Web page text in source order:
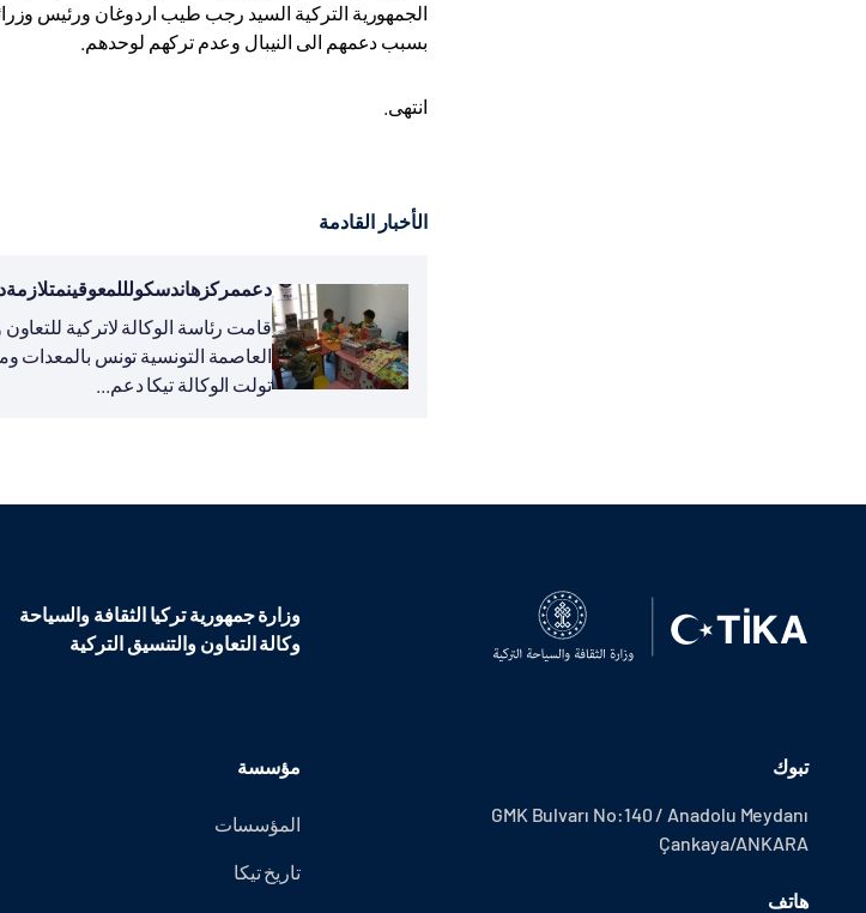
الجمهورية التركية السيد رجب طيب اردوغان ورئيس
بسبب دعمهم الى النيبال وعدم تركهم لوحدهم.
انتهى.
الأخبار القادمة
قامت رئاسة الوكالة لاتركية
العاصمة التونسية تونس بالمعدات
تولت الوكالة تيكا دعم...
وزارة جمهورية تركيا الثقافة والسياحة
وكالة التعاون والتنسيق التركية
تبوك
GMK Bulvarı No:140 / Anadolu Meydanı
Çankaya/ANKARA
هاتف
مؤسسة
المؤسسات
تاريخ تيكا